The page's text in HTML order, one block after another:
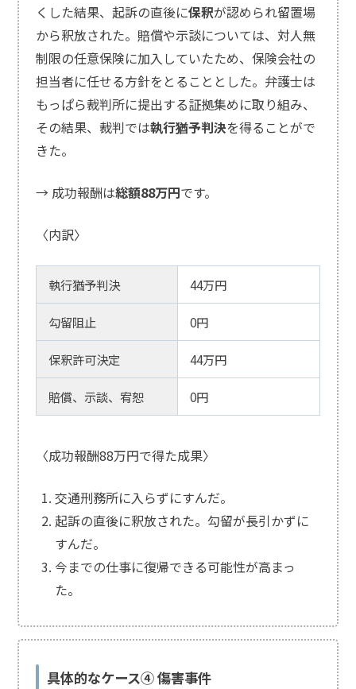
くした結果、起訴の直後に保釈が認められ留置場
から釈放された。賠償や示談については、対人無
制限の任意保険に加入していたため、保険会社の
担当者に任せる方針をとることとした。弁護士は
もっぱら裁判所に提出する証拠集めに取り組み、
その結果、裁判では執行猶予判決を得ることがで
きた。
→ 成功報酬は総額88万円です。
〈内訳〉
執行猶予判決 44万円
勾留阻止 0円
保釈許可決定 44万円
賠償、示談、宥恕 0円
〈成功報酬88万円で得た成果〉
交通刑務所に入らずにすんだ。
起訴の直後に釈放された。勾留が長引かずに
すんだ。
今までの仕事に復帰できる可能性が高まっ
た。
具体的なケース④ 傷害事件